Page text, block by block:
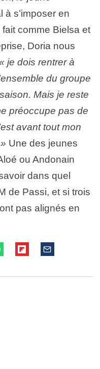
s’imposer en
comme Bielsa et
Doria nous
je dois rentrer à
du groupe
Mais je reste
préoccupe pas de
avant tout mon
Une des jeunes
ou Andonain
dans quel
de Passi, et si trois
pas alignés en